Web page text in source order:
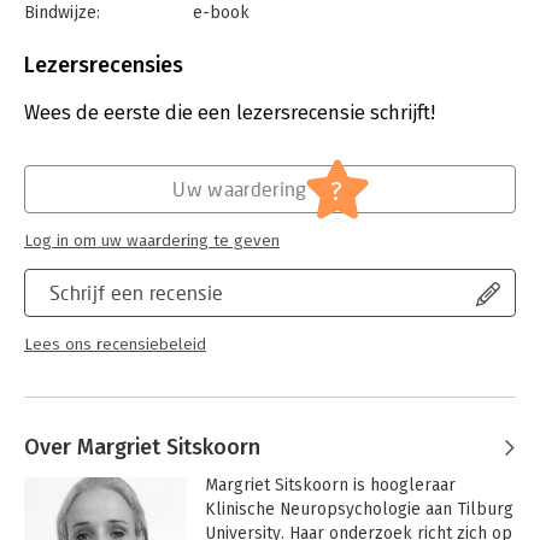
Bindwijze:
e-book
Bestandsformaat:
Uitgever:
Prometheus
Hoofdrubriek:
Lezersrecensies
Wees de eerste die een lezersrecensie schrijft!
Schrijf een recensie
Lees ons recensiebeleid
Uw waardering ?
Log in om uw waardering te geven
Over Margriet Sitskoorn
Margriet Sitskoorn is hoogleraar
Klinische Neuropsychologie aan Tilburg
University. Haar onderzoek richt zich op